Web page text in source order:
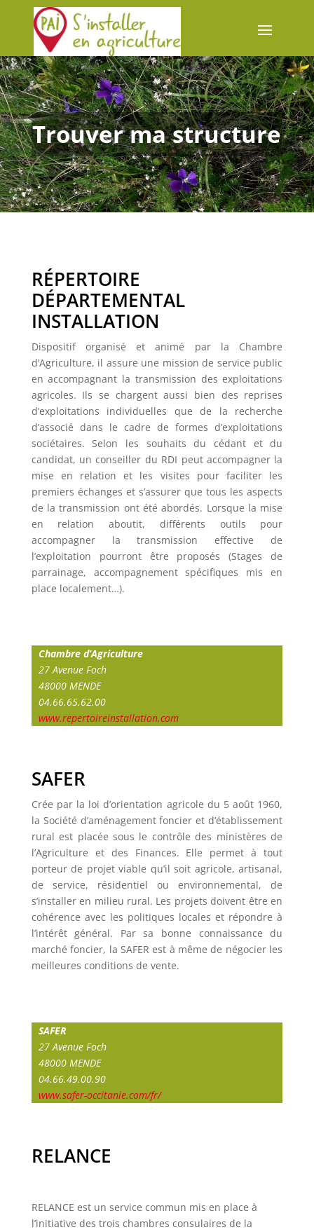
Trouver ma structure
RÉPERTOIRE
DÉPARTEMENTAL
INSTALLATION
Dispositif organisé et animé par la Chambre
d’Agriculture, il assure une mission de service public
en accompagnant la transmission des exploitations
agricoles. Ils se chargent aussi bien des reprises
d’exploitations individuelles que de la recherche
d’associé dans le cadre de formes d’exploitations
sociétaires. Selon les souhaits du cédant et du
candidat, un conseiller du RDI peut accompagner la
mise en relation et les visites pour faciliter les
premiers échanges et s’assurer que tous les aspects
de la transmission ont été abordés. Lorsque la mise
en relation aboutit, différents outils pour
accompagner la transmission effective de
l’exploitation pourront être proposés (Stages de
parrainage, accompagnement spécifiques mis en
place localement…).
Chambre d’Agriculture
27 Avenue Foch
48000 MENDE
04.66.65.62.00
www.repertoireinstallation.com
SAFER
Crée par la loi d’orientation agricole du 5 août 1960,
la Société d’aménagement foncier et d’établissement
rural est placée sous le contrôle des ministères de
l’Agriculture et des Finances. Elle permet à tout
porteur de projet viable qu’il soit agricole, artisanal,
de service, résidentiel ou environnemental, de
s’installer en milieu rural. Les projets doivent être en
cohérence avec les politiques locales et répondre à
l’intérêt général. Par sa bonne connaissance du
marché foncier, la SAFER est à même de négocier les
meilleures conditions de vente.
SAFER
27 Avenue Foch
48000 MENDE
04.66.49.00.90
www.safer-occitanie.com/fr/
RELANCE
RELANCE est un service commun mis en place à
l’initiative des trois chambres consulaires de la